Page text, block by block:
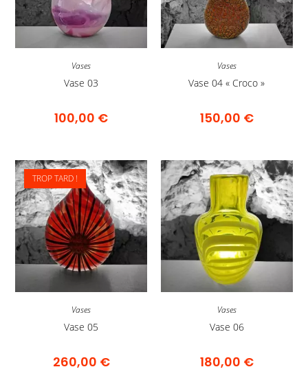
Vases
Vase 03
100,00 €
Vases
Vase 04 « Croco »
150,00 €
TROP TARD !
Vases
Vase 05
260,00 €
Vases
Vase 06
180,00 €